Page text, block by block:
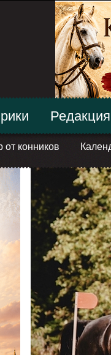
конников
Редакция